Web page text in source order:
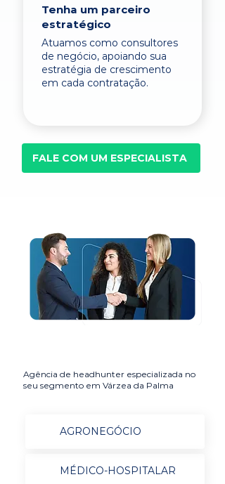
Tenha um parceiro
estratégico
Atuamos como consultores
de negócio, apoiando sua
estratégia de crescimento
em cada contratação.
FALE COM UM ESPECIALISTA
Agência de headhunter especializada no
seu segmento em Várzea da Palma
AGRONEGÓCIO
MÉDICO-HOSPITALAR